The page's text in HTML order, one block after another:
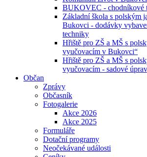
BUKOVEC - chodníkové
Základní škola s polským
Bukovci - dodávky
techniky
Hřiště pro ZŠ a MŠ s
vyučovacím v Bukovci“
Hřiště pro ZŠ a MŠ s
vyučovacím - sadové
Občan
Zprávy
Občasník
Fotogalerie
Akce 2026
Akce 2025
Formuláře
Dotační programy
Neočekávané události